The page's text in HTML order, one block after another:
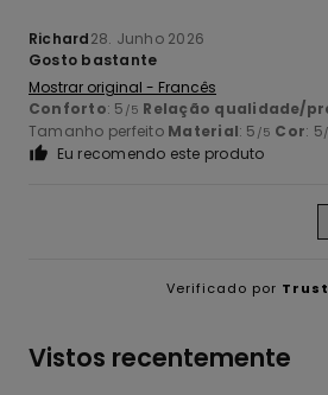
Richard28. Junho 2026
Gosto bastante
Mostrar original - Francês
Conforto: 5 /5 Relação qualidade/
Tamanho perfeito Material: 5 /5 Cor: 5
Eu recomendo este produto
Verificado por
Vistos recentemente